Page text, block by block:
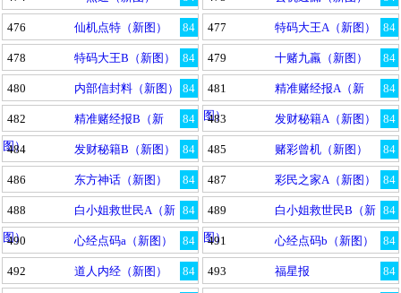
84
476 仙机点特（新图） 84
477 特码大王A（新图）
84
478 特码大王B（新图） 84
479 十赌九羸（新图）
84
480 内部信封料（新图） 84
481
精准赌经报A（新
图）
84
482
精准赌经报B（新
图）
84
483 发财秘籍A（新图）
84
484 发财秘籍B（新图） 84
485 赌彩曾机（新图）
84
486 东方神话（新图） 84
487 彩民之家A（新图）
84
488
白小姐救世民A（新
图）
84
489
白小姐救世民B（新
图）
84
490 心经点码a（新图） 84
491 心经点码b（新图）
84
492 道人内经（新图） 84
493 福星报